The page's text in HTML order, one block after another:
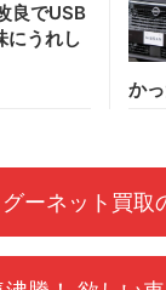
良でUSB
にうれし
か
ーネット買